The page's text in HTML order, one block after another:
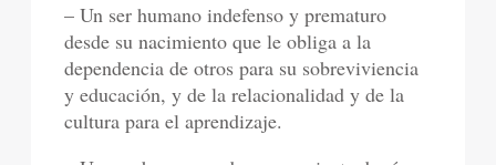
– Un ser humano indefenso y prematuro
desde su nacimiento que le obliga a la
dependencia de otros para su sobreviviencia
y educación, y de la relacionalidad y de la
cultura para el aprendizaje.